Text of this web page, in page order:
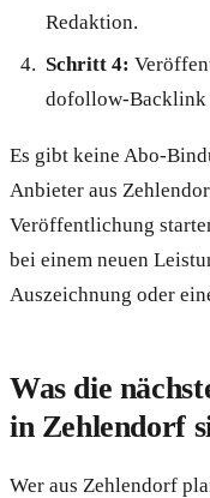
Redaktion.
Schritt 4:
dofollow-Backlink
Es gibt keine Abo-
Anbieter aus
Veröffentlichung
bei einem neuen
Auszeichnung oder
Was die
in Zehlendorf
Wer aus Zehlendorf